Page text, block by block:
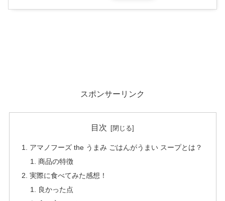
スポンサーリンク
目次
アマノフーズ the うまみ ごはんがうまい スープとは？
商品の特徴
実際に食べてみた感想！
良かった点